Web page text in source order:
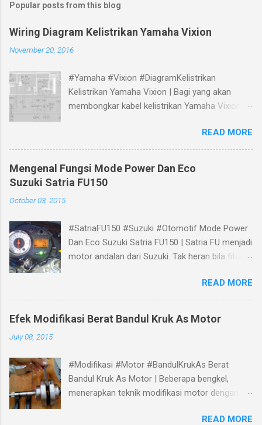
Popular posts from this blog
Wiring Diagram Kelistrikan Yamaha Vixion
November 20, 2016
#Yamaha #Vixion #DiagramKelistrikan
Kelistrikan Yamaha Vixion | Bagi yang akan
membongkar kabel kelistrikan Yamaha Vixion,
Diagram Kelistrikan Yamaha Vixion berikut.
READ MORE
Mengenal Fungsi Mode Power Dan Eco
Suzuki Satria FU150
October 03, 2015
#SatriaFU150 #Suzuki #Otomotif Mode Power
Dan Eco Suzuki Satria FU150 | Satria FU menjadi
motor andalan dari Suzuki. Tak heran bila fitur
New Satria Fu 150 dilengkapi dengan teknologi
terbaru SUZUKI Drive Mode Switch atau di
singkat S-DMS yang berada pada sebelah kanan
lampu indikator putaran mesin yang telah di
setel lebih dahulu. Sedangkan penyetelan hanya
dengan menekan tombol mode lebih dari 2
READ MORE
Efek Modifikasi Berat Bandul Kruk As Motor
July 08, 2015
#Modifikasi #Motor #BandulKrukAs Berat
Bandul Kruk As Motor | Beberapa bengkel,
menerapkan teknik modifikasi motor dengan
krus as mesin. Contohnya pada motor Honda
READ MORE